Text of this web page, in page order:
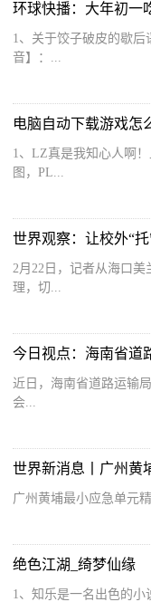
1、关于饺子破皮的歇
音】：...
电脑自动下载游戏怎
1、LZ真是我知心人啊
图，PL...
2月22日，记者从海口
理，切...
近日，海南省道路运输
会...
世界新消息丨广州黄
广州黄埔最小应急单元
绝色江湖_绮梦仙缘
1、知乐是一名出色的